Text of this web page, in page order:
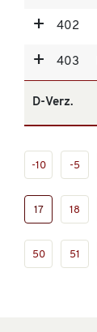
402
403
D-Verz.
-10 -5
17 18
50 51